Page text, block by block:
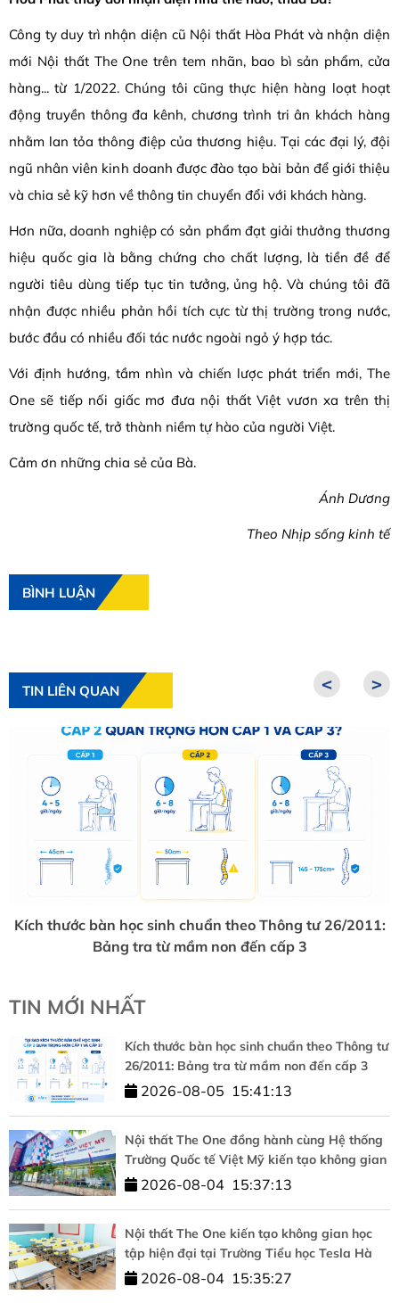
Công ty duy trì nhận diện cũ Nội thất Hòa Phát và nhận diện
mới Nội thất The One trên tem nhãn, bao bì sản phẩm, cửa
hàng... từ 1/2022. Chúng tôi cũng thực hiện hàng loạt hoạt
động truyền thông đa kênh, chương trình tri ân khách hàng
nhằm lan tỏa thông điệp của thương hiệu. Tại các đại lý, đội
ngũ nhân viên kinh doanh được đào tạo bài bản để giới thiệu
và chia sẻ kỹ hơn về thông tin chuyển đổi với khách hàng.
Hơn nữa, doanh nghiệp có sản phẩm đạt giải thưởng thương
hiệu quốc gia là bằng chứng cho chất lượng, là tiền đề để
người tiêu dùng tiếp tục tin tưởng, ủng hộ. Và chúng tôi đã
nhận được nhiều phản hồi tích cực từ thị trường trong nước,
bước đầu có nhiều đối tác nước ngoài ngỏ ý hợp tác.
Với định hướng, tầm nhìn và chiến lược phát triển mới, The
One sẽ tiếp nối giấc mơ đưa nội thất Việt vươn xa trên thị
trường quốc tế, trở thành niềm tự hào của người Việt.
Cảm ơn những chia sẻ của Bà.
Ánh Dương
Theo Nhịp sống kinh tế
BÌNH LUẬN
TIN LIÊN QUAN <
Kích thước bàn học sinh chuẩn theo Thông tư 26/2011:
Bảng tra từ mầm non đến cấp 3
>
TIN MỚI NHẤT
Kích thước bàn học sinh chuẩn theo Thông tư
26/2011: Bảng tra từ mầm non đến cấp 3
2026-08-05 15:41:13
Nội thất The One đồng hành cùng Hệ thống
Trường Quốc tế Việt Mỹ kiến tạo không gian
học tập chuẩn quốc tế
2026-08-04 15:37:13
Nội thất The One kiến tạo không gian học
tập hiện đại tại Trường Tiểu học Tesla Hà
Nội2026-08-04 15:35:27